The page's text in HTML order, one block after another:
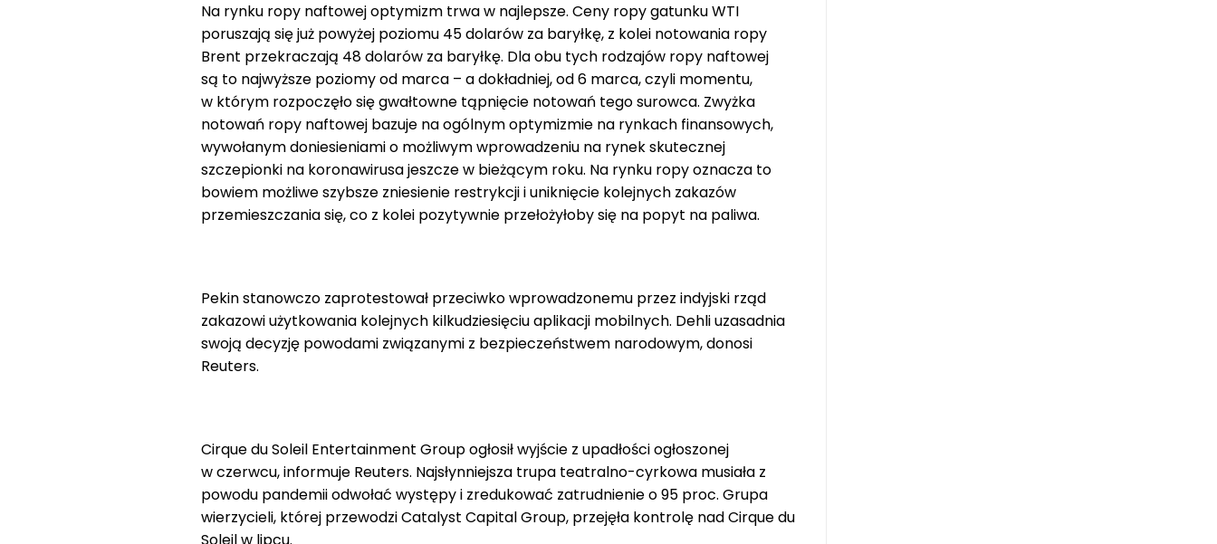
Na rynku ropy naftowej optymizm trwa w najlepsze. Ceny ropy gatunku WTI
poruszają się już powyżej poziomu 45 dolarów za baryłkę, z kolei notowania ropy
Brent przekraczają 48 dolarów za baryłkę. Dla obu tych rodzajów ropy naftowej
są to najwyższe poziomy od marca – a dokładniej, od 6 marca, czyli momentu,
w którym rozpoczęło się gwałtowne tąpnięcie notowań tego surowca. Zwyżka
notowań ropy naftowej bazuje na ogólnym optymizmie na rynkach finansowych,
wywołanym doniesieniami o możliwym wprowadzeniu na rynek skutecznej
szczepionki na koronawirusa jeszcze w bieżącym roku. Na rynku ropy oznacza to
bowiem możliwe szybsze zniesienie restrykcji i uniknięcie kolejnych zakazów
przemieszczania się, co z kolei pozytywnie przełożyłoby się na popyt na paliwa.
Pekin stanowczo zaprotestował przeciwko wprowadzonemu przez indyjski rząd
zakazowi użytkowania kolejnych kilkudziesięciu aplikacji mobilnych. Dehli uzasadnia
swoją decyzję powodami związanymi z bezpieczeństwem narodowym, donosi
Reuters.
Cirque du Soleil Entertainment Group ogłosił wyjście z upadłości ogłoszonej
w czerwcu, informuje Reuters. Najsłynniejsza trupa teatralno-cyrkowa musiała z
powodu pandemii odwołać występy i zredukować zatrudnienie o 95 proc. Grupa
wierzycieli, której przewodzi Catalyst Capital Group, przejęła kontrolę nad Cirque du
Soleil w lipcu.